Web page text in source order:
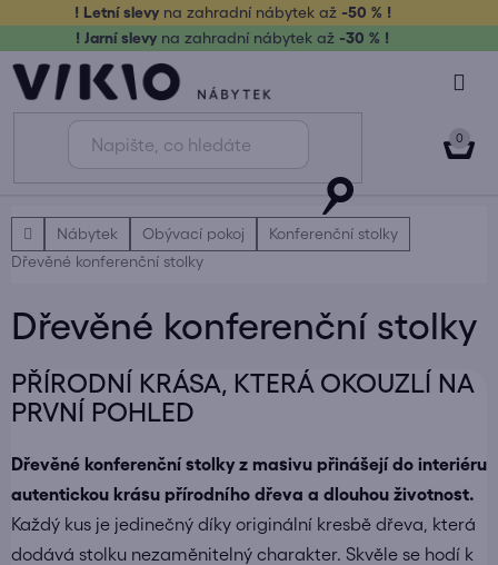
obsah
! Letní slevy na zahradní nábytek až-50 % !
! Jarní slevy na zahradní nábytek až -30 % !
DomůNábytek Obývací pokoj
Konferenční stolky
Dřevěné konferenční stolky
Dřevěné konferenční stolky
PŘÍRODNÍ KRÁSA, KTERÁ OKOUZLÍ NA
PRVNÍ POHLED
Dřevěné konferenční stolky z masivu přinášejí do interiéru
autentickou krásu přírodního dřeva a dlouhou životnost.
Každý kus je jedinečný díky originální kresbě dřeva, která
dodává stolku nezaměnitelný charakter. Skvěle se hodí k